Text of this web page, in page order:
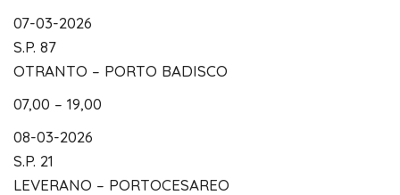
07-03-2026
S.P. 87
OTRANTO – PORTO BADISCO
07,00 – 19,00
08-03-2026
S.P. 21
LEVERANO – PORTOCESAREO